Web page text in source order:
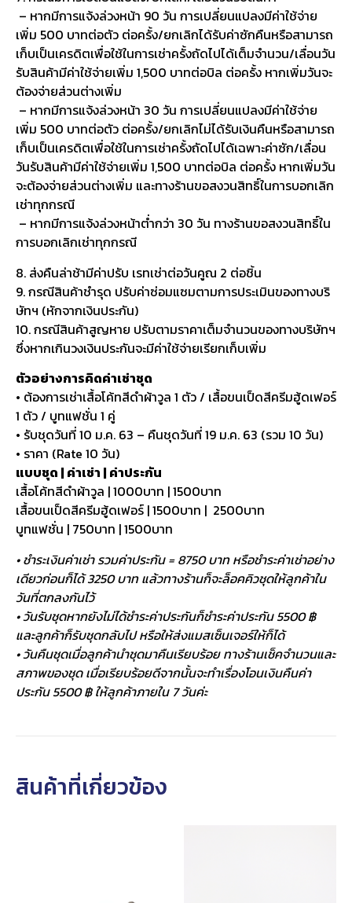
– หากมีการแจ้งล่วงหน้า 90 วัน การเปลี่ยนแปลงมีค่าใช้จ่าย
เพิ่ม 500 บาทต่อตัว ต่อครั้ง/ยกเลิกได้รับค่าซักคืนหรือสามารถ
เก็บเป็นเครดิตเพื่อใช้ในการเช่าครั้งถัดไปได้เต็มจำนวน/เลื่อนวัน
รับสินค้ามีค่าใช้จ่ายเพิ่ม 1,500 บาทต่อบิล ต่อครั้ง หากเพิ่มวันจะ
ต้องจ่ายส่วนต่างเพิ่ม
– หากมีการแจ้งล่วงหน้า 30 วัน การเปลี่ยนแปลงมีค่าใช้จ่าย
เพิ่ม 500 บาทต่อตัว ต่อครั้ง/ยกเลิกไม่ได้รับเงินคืนหรือสามารถ
เก็บเป็นเครดิตเพื่อใช้ในการเช่าครั้งถัดไปได้เฉพาะค่าซัก/เลื่อน
วันรับสินค้ามีค่าใช้จ่ายเพิ่ม 1,500 บาทต่อบิล ต่อครั้ง หากเพิ่มวัน
จะต้องจ่ายส่วนต่างเพิ่ม และทางร้านขอสงวนสิทธิ์ในการบอกเลิก
เช่าทุกกรณี
– หากมีการแจ้งล่วงหน้าต่ำกว่า 30 วัน ทางร้านขอสงวนสิทธิ์ใน
การบอกเลิกเช่าทุกกรณี
8. ส่งคืนล่าช้ามีค่าปรับ เรทเช่าต่อวันคูณ 2 ต่อชิ้น
9. กรณีสินค้าชำรุด ปรับค่าซ่อมแซมตามการประเมินของทางบริ
ษัทฯ (หักจากเงินประกัน)
10. กรณีสินค้าสูญหาย ปรับตามราคาเต็มจำนวนของทางบริษัทฯ
ซึ่งหากเกินวงเงินประกันจะมีค่าใช้จ่ายเรียกเก็บเพิ่ม
ตัวอย่างการคิดค่าเช่าชุด
• ต้องการเช่าเสื้อโค้ทสีดำผ้าวูล 1 ตัว / เสื้อขนเป็ดสีครีมฮู้ดเฟอร์
1 ตัว / บูทแฟชั่น 1 คู่
• รับชุดวันที่ 10 ม.ค. 63 – คืนชุดวันที่ 19 ม.ค. 63 (รวม 10 วัน)
• ราคา (Rate 10 วัน)
แบบชุด | ค่าเช่า | ค่าประกัน
เสื้อโค้ทสีดำผ้าวูล | 1000บาท | 1500บาท
เสื้อขนเป็ดสีครีมฮู้ดเฟอร์ | 1500บาท | 2500บาท
บูทแฟชั่น | 750บาท | 1500บาท
• ชำระเงินค่าเช่า รวมค่าประกัน = 8750 บาท หรือชำระค่าเช่าอย่าง
เดียวก่อนก็ได้ 3250 บาท แล้วทางร้านก็จะล็อคคิวชุดให้ลูกค้าใน
วันที่ตกลงกันไว้
• วันรับชุดหากยังไม่ได้ชำระค่าประกันก็ชำระค่าประกัน 5500 ฿
และลูกค้าก็รับชุดกลับไป หรือให้ส่งแมสเซ็นเจอร์ให้ก็ได้
• วันคืนชุดเมื่อลูกค้านำชุดมาคืนเรียบร้อย ทางร้านเช็คจำนวนและ
สภาพของชุด เมื่อเรียบร้อยดีจากนั้นจะทำเรื่องโอนเงินคืนค่า
ประกัน 5500 ฿ ให้ลูกค้าภายใน 7 วันค่ะ
สินค้าที่เกี่ยวข้อง